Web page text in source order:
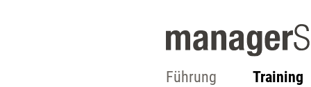
Führung Training